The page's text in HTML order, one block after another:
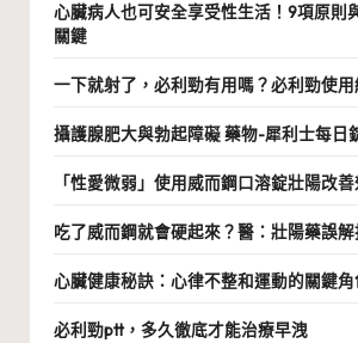
心臟病人也可安全享受性生活！9項原則
關鍵
一下就射了，必利勁有用嗎？必利勁使
攝護腺肥大與勃起障礙 藥物-犀利士每日
「性愛微弱」使用威而鋼口溶錠壯陽改
吃了威而鋼就會硬起來？醫：壯陽藥誤
心臟健康秘訣：心律不整和運動的關鍵角
必利勁ptt，多久徹底才能治療早洩